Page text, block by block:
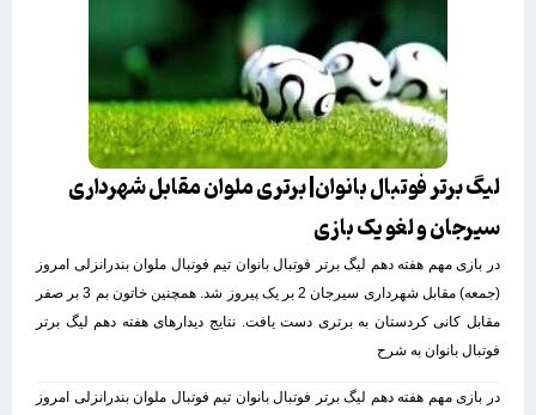
لیگ برتر فوتبال بانوان| برتری ملوان مقابل شهرداری
سیرجان و لغو یک بازی
در بازی مهم هفته دهم لیگ برتر فوتبال بانوان تیم فوتبال ملوان بندرانزلی امروز
(جمعه) مقابل شهرداری سیرجان 2 بر یک پیروز شد. همچنین خاتون بم 3 بر صفر
مقابل کانی کردستان به برتری دست یافت. نتایج دیدارهای هفته دهم لیگ برتر
فوتبال بانوان به شرح
در بازی مهم هفته دهم لیگ برتر فوتبال بانوان تیم فوتبال ملوان بندرانزلی امروز